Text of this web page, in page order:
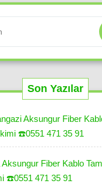
Son Yazılar
Aksungur Fiber
☎️0551 471 35 91
Aksungur Fiber Kablo
☎️0551 471 35 91